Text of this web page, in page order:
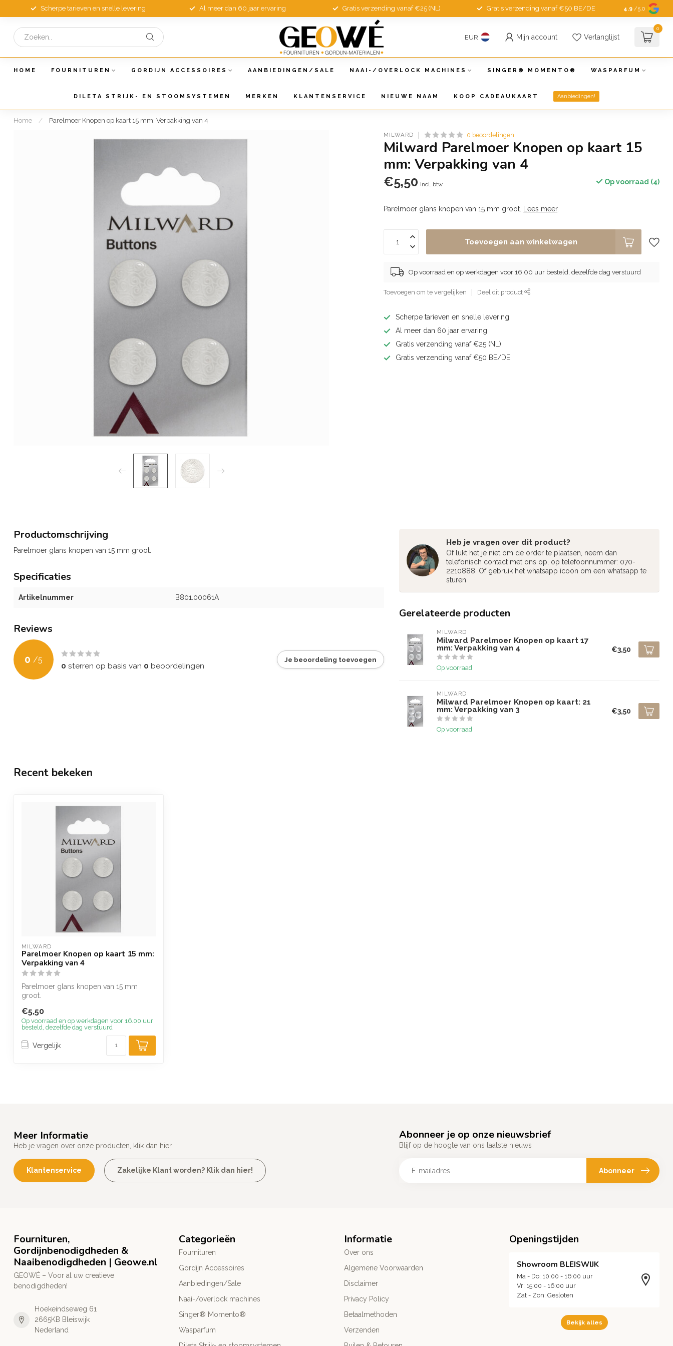
Scherpe tarieven en snelle levering Al meer dan 60 jaar ervaring Gratis verzending vanaf €25 (NL) Gratis verzending vanaf €50 BE/DE 4.9 /5.0
EUR Mijn account Verlanglijst
0
HOME FOURNITUREN GORDIJN ACCESSOIRES AANBIEDINGEN/SALE NAAI-/OVERLOCK MACHINES SINGER® MOMENTO® WASPARFUM
DILETA STRIJK- EN STOOMSYSTEMEN MERKEN KLANTENSERVICE NIEUWE NAAM KOOP CADEAUKAART Aanbiedingen!
Home / Parelmoer Knopen op kaart 15 mm: Verpakking van 4
MILWARD 0 beoordelingen
Milward Parelmoer Knopen op kaart 15
mm: Verpakking van 4
€5,50 Incl. btw Op voorraad (4)
Parelmoer glans knopen van 15 mm groot. Lees meer.
Toevoegen aan winkelwagen
Op voorraad en op werkdagen voor 16.00 uur besteld, dezelfde dag verstuurd
Toevoegen om te vergelijken Deel dit product
Scherpe tarieven en snelle levering
Al meer dan 60 jaar ervaring
Gratis verzending vanaf €25 (NL)
Gratis verzending vanaf €50 BE/DE
Productomschrijving
Parelmoer glans knopen van 15 mm groot.
Specificaties
Artikelnummer B801.00061A
Reviews
0 /5
0 sterren op basis van 0 beoordelingen
Je beoordeling toevoegen
Heb je vragen over dit product?
Of lukt het je niet om de order te plaatsen, neem dan
telefonisch contact met ons op, op telefoonnummer: 070-
2210888. Of gebruik het whatsapp icoon om een whatsapp te
sturen
Gerelateerde producten
MILWARD
Milward Parelmoer Knopen op kaart 17
mm: Verpakking van 4
Op voorraad
€3,50
MILWARD
Milward Parelmoer Knopen op kaart: 21
mm: Verpakking van 3
Op voorraad
€3,50
Recent bekeken
MILWARD
Parelmoer Knopen op kaart 15 mm:
Verpakking van 4
Parelmoer glans knopen van 15 mm
groot.
€5,50
Op voorraad en op werkdagen voor 16.00 uur
besteld, dezelfde dag verstuurd
Vergelijk
Meer Informatie
Heb je vragen over onze producten, klik dan hier
Klantenservice Zakelijke Klant worden? Klik dan hier!
Abonneer je op onze nieuwsbrief
Blijf op de hoogte van ons laatste nieuws
Abonneer
Fournituren,
Gordijnbenodigdheden &
Naaibenodigdheden | Geowe.nl
GEOWÉ – Voor al uw creatieve
benodigdheden!
Hoekeindseweg 61
2665KB Bleiswijk
Nederland
Categorieën
Fournituren
Gordijn Accessoires
Aanbiedingen/Sale
Naai-/overlock machines
Singer® Momento®
Wasparfum
Informatie
Over ons
Algemene Voorwaarden
Disclaimer
Privacy Policy
Betaalmethoden
Verzenden
Openingstijden
Showroom BLEISWIJK
Ma - Do: 10:00 - 16:00 uur
Vr: 15:00 - 16:00 uur
Zat - Zon: Gesloten
Bekijk alles